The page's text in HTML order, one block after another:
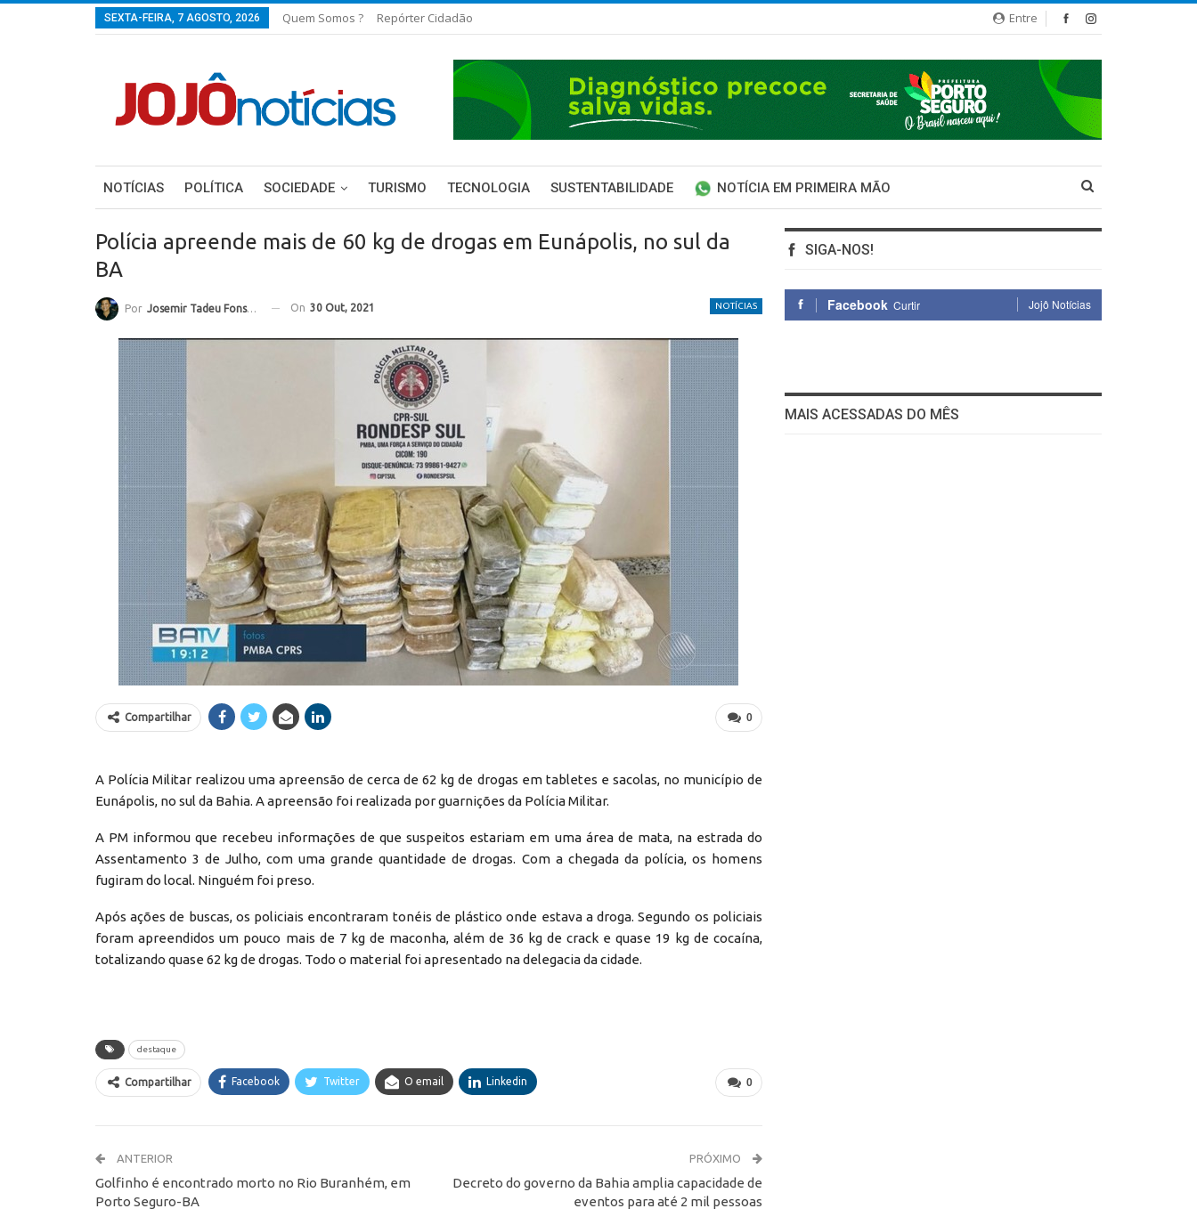
Entre
SEXTA-FEIRA, 7 AGOSTO, 2026 Quem Somos ? Repórter Cidadão
NOTÍCIAS POLÍTICA SOCIEDADE TURISMO TECNOLOGIA SUSTENTABILIDADE NOTÍCIA EM PRIMEIRA MÃO
Polícia apreende mais de 60 kg de drogas em Eunápolis, no sul da
BA
NOTÍCIAS
Por Josemir Tadeu Fonseca On 30 Out, 2021
0
Compartilhar
A Polícia Militar realizou uma apreensão de cerca de 62 kg de drogas em tabletes e sacolas, no município de
Eunápolis, no sul da Bahia. A apreensão foi realizada por guarnições da Polícia Militar.
A PM informou que recebeu informações de que suspeitos estariam em uma área de mata, na estrada do
Assentamento 3 de Julho, com uma grande quantidade de drogas. Com a chegada da polícia, os homens
fugiram do local. Ninguém foi preso.
Após ações de buscas, os policiais encontraram tonéis de plástico onde estava a droga. Segundo os policiais
foram apreendidos um pouco mais de 7 kg de maconha, além de 36 kg de crack e quase 19 kg de cocaína,
totalizando quase 62 kg de drogas. Todo o material foi apresentado na delegacia da cidade.
destaque
0
Compartilhar Facebook Twitter O email Linkedin
ANTERIOR
Golfinho é encontrado morto no Rio Buranhém, em
Porto Seguro-BA
PRÓXIMO
Decreto do governo da Bahia amplia capacidade de
eventos para até 2 mil pessoas
SIGA-NOS!
Facebook Curtir Jojô Notícias
MAIS ACESSADAS DO MÊS